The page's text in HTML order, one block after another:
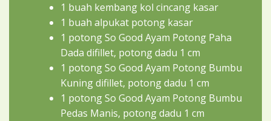
1 buah kembang kol cincang kasar
1 buah alpukat potong kasar
1 potong So Good Ayam Potong Paha
Dada difillet, potong dadu 1 cm
1 potong So Good Ayam Potong Bumbu
Kuning difillet, potong dadu 1 cm
1 potong So Good Ayam Potong Bumbu
Pedas Manis, potong dadu 1 cm